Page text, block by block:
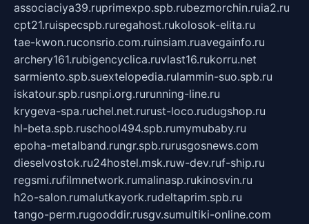
associaciya39.ruprimexpo.spb.rubezmorchin.ruia2.ru
cpt21.ruispecspb.ruregahost.rukolosok-elita.ru
tae-kwon.ruconsrio.com.ruinsiam.ruavegainfo.ru
archery161.rubigencyclica.ruvlast16.rukorru.net
sarmiento.spb.suextelopedia.rulammin-suo.spb.ru
iskatour.spb.rusnpi.org.rurunning-line.ru
krygeva-spa.ruchel.net.rurust-loco.rudugshop.ru
hl-beta.spb.ruschool494.spb.rumymubaby.ru
epoha-metalband.rungr.spb.rurusgosnews.com
dieselvostok.ru24hostel.msk.ruw-dev.ruf-ship.ru
regsmi.rufilmnetwork.rumalinasp.rukinosvin.ru
h2o-salon.rumalutkayork.rudeltaprim.spb.ru
tango-perm.rugooddir.rusgv.sumultiki-online.com